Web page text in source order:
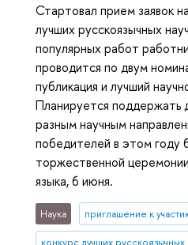
Стартовал прием заявок
лучших русскоязычных
популярных работ
проводится по двум
публикация и лучший
Планируется поддержать
разным научным
победителей в этом году
торжественной
языка, 6 июня.
Наука приглашение к